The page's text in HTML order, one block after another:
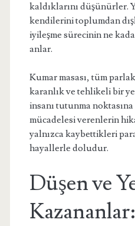
kaldıklarını düşünürler.
kendilerini toplumdan
iyileşme sürecinin ne
anlar.
Kumar masası, tüm
karanlık ve tehlikeli bir
insanı tutunma
mücadelesi verenlerin
yalnızca kaybettikleri
hayallerle doludur.
Düşen ve